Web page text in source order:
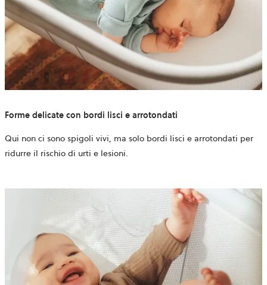
Forme delicate con bordi lisci e arrotondati
Qui non ci sono spigoli vivi, ma solo bordi lisci e arrotondati per
ridurre il rischio di urti e lesioni.